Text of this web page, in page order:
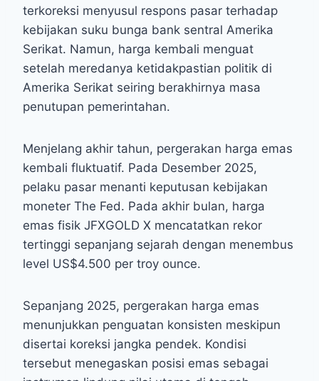
terkoreksi menyusul respons pasar terhadap
kebijakan suku bunga bank sentral Amerika
Serikat. Namun, harga kembali menguat
setelah meredanya ketidakpastian politik di
Amerika Serikat seiring berakhirnya masa
penutupan pemerintahan.
Menjelang akhir tahun, pergerakan harga emas
kembali fluktuatif. Pada Desember 2025,
pelaku pasar menanti keputusan kebijakan
moneter The Fed. Pada akhir bulan, harga
emas fisik JFXGOLD X mencatatkan rekor
tertinggi sepanjang sejarah dengan menembus
level US$4.500 per troy ounce.
Sepanjang 2025, pergerakan harga emas
menunjukkan penguatan konsisten meskipun
disertai koreksi jangka pendek. Kondisi
tersebut menegaskan posisi emas sebagai